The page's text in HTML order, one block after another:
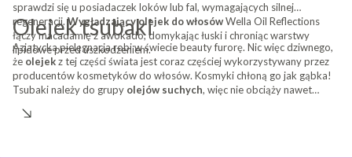
sprawdzi się u posiadaczek loków lub fal, wymagających silnej
regeneracji.Wygładzający olejek do włosówWella Oil Reflections
łączy macadamię z awokado, domykając łuski i chroniąc warstwy
lipidowe przed uszkodzeniem.
Olejek tsubaki
Azjatycka pielęgnacja robi w świecie beauty furorę. Nic więc dziwnego,
że olejekz tej części świata jest coraz częściej wykorzystywany przez
producentów kosmetyków do włosów. Kosmyki chłoną go jak gąbka!
Tsubaki należy do grupy olejów suchych, więc nie obciąży nawet